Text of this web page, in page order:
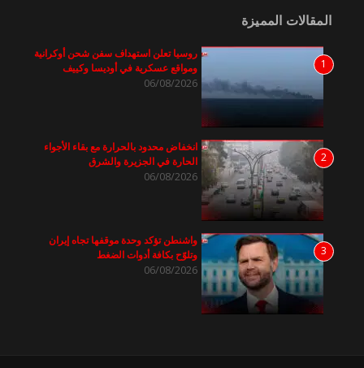
المقالات المميزة
1
روسيا تعلن استهداف سفن شحن أوكرانية
ومواقع عسكرية في أوديسا وكييف
06/08/2026
2
انخفاض محدود بالحرارة مع بقاء الأجواء
الحارة في الجزيرة والشرق
06/08/2026
3
واشنطن تؤكد وحدة موقفها تجاه إيران
وتلوّح بكافة أدوات الضغط
06/08/2026